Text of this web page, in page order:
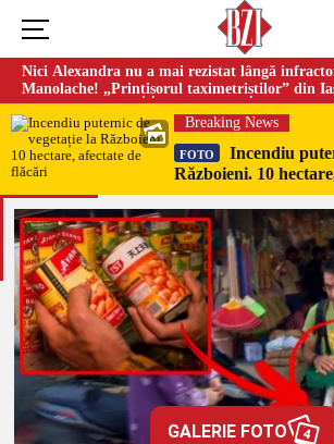
Nici Alexandra nu a mai rezistat lângă
Manolache! „Prințișorul taximetriștilor” din
doi ani de căsnicie
Breaking News
FOTO
Incendiu
Războieni. 10
GALERIE FOTO 4